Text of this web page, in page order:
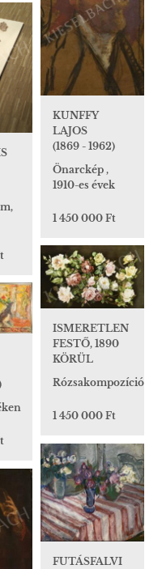
KUNFFY
LAJOS
(1869 - 1962)
Önarckép ,
1910-es évek
1 450 000 Ft
ISMERETLEN
FESTŐ, 1890
KÖRÜL
Rózsakompozíció
1 450 000 Ft
FUTÁSFALVI